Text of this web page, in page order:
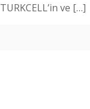
TURKCELL’in ve […]